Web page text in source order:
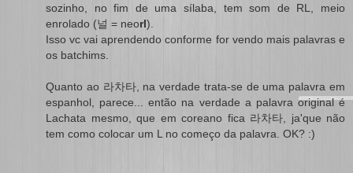
sozinho, no fim de uma sílaba, tem som de RL, meio
enrolado (널 = neorl).
Isso vc vai aprendendo conforme for vendo mais palavras e
os batchims.
Quanto ao 라차타, na verdade trata-se de uma palavra em
espanhol, parece... então na verdade a palavra original é
Lachata mesmo, que em coreano fica 라차타, ja'que não
tem como colocar um L no começo da palavra. OK? :)